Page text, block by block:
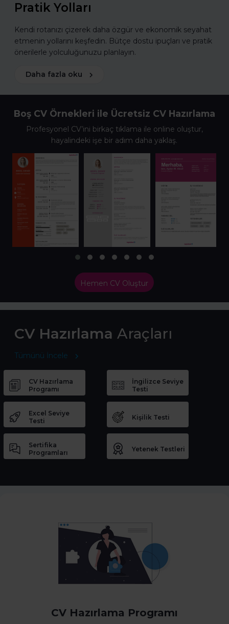
Pratik Yolları
Kendi rotanızı çizerek daha özgür ve ekonomik seyahat
etmenin yollarını keşfedin. Bütçe dostu ipuçları ve pratik
önerilerle yolculuğunuzu planlayın.
Daha fazla oku
Boş CV Örnekleri ile Ücretsiz CV Hazırlama
Profesyonel CV’ini birkaç tıklama ile online oluştur,
hayalindeki işe bir adım daha yaklaş.
Hemen CV Oluştur
CV Hazırlama Araçları
Tümünü İncele
CV Hazırlama
Programı
İngilizce Seviye
Testi
Excel Seviye
Testi
Kişilik Testi
Sertifika
Programları
Yetenek Testleri
CV Hazırlama Programı